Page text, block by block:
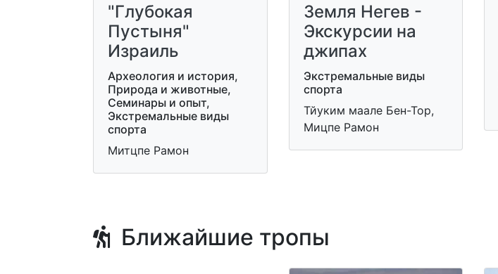
"Глубокая
Пустыня"
Израиль
Археология и история,
Природа и животные,
Семинары и опыт,
Экстремальные виды
спорта
Митцпе Рамон
Земля Негев -
Экскурсии на
джипах
Экстремальные виды
спорта
Тйуким маале Бен-Тор,
Мицпе Рамон
Ближайшие тропы